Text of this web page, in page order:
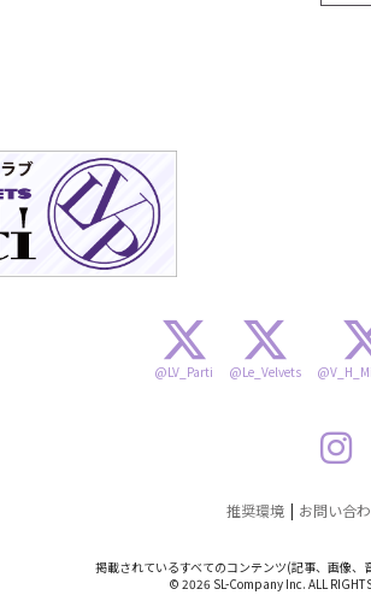
@LV_Parti @Le_Velvets
推奨環境 お問い合
掲載されているすべてのコンテンツ(記事、画像、
© 2026 SL-Company Inc. ALL